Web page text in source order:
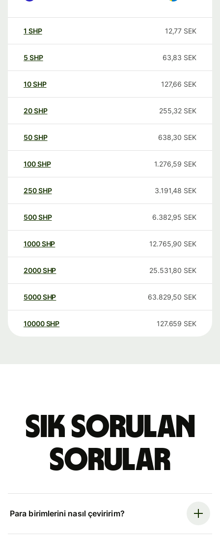
1 SHP 12,77 SEK
5 SHP 63,83 SEK
10SHP 127,66 SEK
20SHP 255,32 SEK
50SHP 638,30 SEK
100SHP 1.276,59 SEK
250SHP 3.191,48 SEK
500SHP 6.382,95 SEK
1000SHP 12.765,90 SEK
2000SHP 25.531,80 SEK
5000SHP 63.829,50 SEK
10000 SHP 127.659 SEK
Sık sorulan
sorular
Para birimlerini nasıl çeviririm?